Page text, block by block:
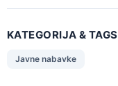
KATEGORIJA & TAGS
Javne nabavke